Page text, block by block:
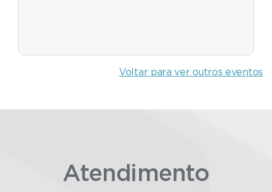
Voltar para ver outros eventos
Atendimento